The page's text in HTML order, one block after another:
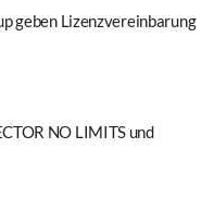
geben Lizenzvereinbarung
NO LIMITS und